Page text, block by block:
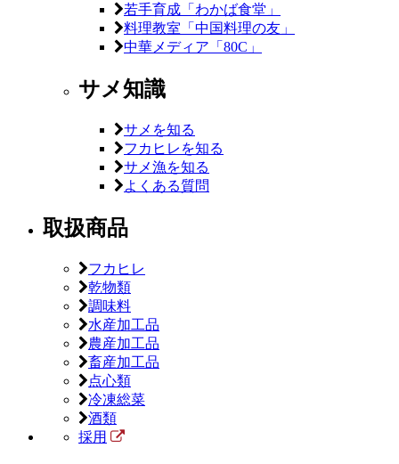
若手育成「わかば食堂」
料理教室「中国料理の友」
中華メディア「80C」
サメ知識
サメを知る
フカヒレを知る
サメ漁を知る
よくある質問
取扱商品
フカヒレ
乾物類
調味料
水産加工品
農産加工品
畜産加工品
点心類
冷凍総菜
酒類
採用